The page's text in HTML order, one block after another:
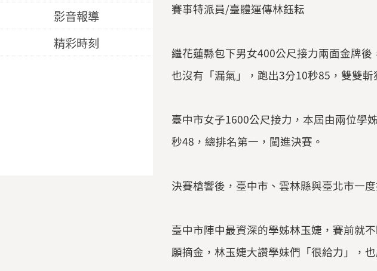
影音報導
精彩時刻
賽事特派員/臺體運傳林鈺耘
繼花蓮縣包下男女400公尺接力兩面金牌
也沒有「漏氣」，跑出3分10秒85，雙雙斬
臺中市女子1600公尺接力，本屆由兩位學
秒48，總排名第一，闖進決賽。
決賽槍響後，臺中市、雲林縣與臺北市一
臺中市陣中最資深的學姊林玉婕，賽前就
願摘金，林玉婕大讚學妹們「很給力」，